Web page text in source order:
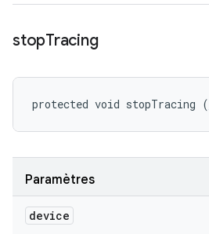
stopTracing
protected void stopTracing (
Paramètres
device